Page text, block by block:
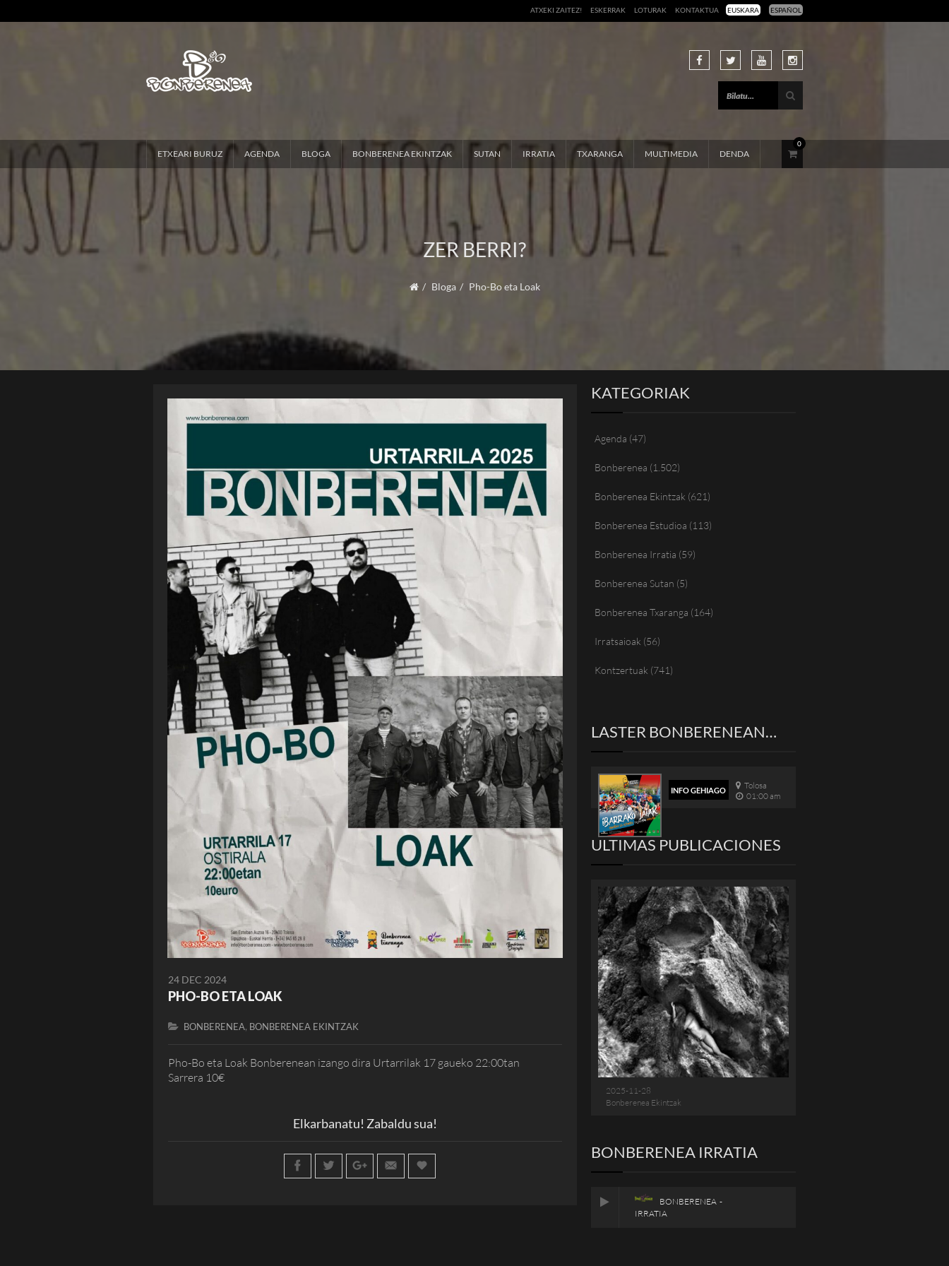
EUSKARA ESPAÑOL
ATXEKI ZAITEZ! ESKERRAK LOTURAK KONTAKTUA
ETXEARI BURUZ AGENDA BLOGA BONBERENEA EKINTZAK SUTAN IRRATIA TXARANGA MULTIMEDIA DENDA
0
ZER BERRI?
Bloga Pho-Bo eta Loak
24 DEC 2024
PHO-BO ETA LOAK
BONBERENEA, BONBERENEA EKINTZAK
Pho-Bo eta Loak Bonberenean izango dira Urtarrilak 17 gaueko 22:00tan
Sarrera 10€
Elkarbanatu! Zabaldu sua!
KATEGORIAK
Agenda (47)
Bonberenea (1.502)
Bonberenea Ekintzak (621)
Bonberenea Estudioa (113)
Bonberenea Irratia (59)
Bonberenea Sutan (5)
Bonberenea Txaranga (164)
Irratsaioak (56)
Kontzertuak (741)
LASTER BONBERENEAN…
INFO GEHIAGO
Tolosa
01:00 am
ULTIMAS PUBLICACIONES
2025-11-28
Bonberenea Ekintzak
BONBERENEA IRRATIA
BONBERENEA -
IRRATIA